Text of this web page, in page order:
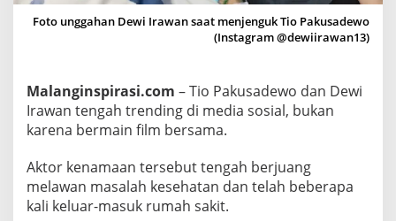
w
a
n
a
p
e
n
g
Foto unggahan Dewi Irawan saat menjenguk Tio Pakusadewo
(Instagram @dewiirawan13)
Malanginspirasi.com – Tio Pakusadewo dan Dewi
Irawan tengah trending di media sosial, bukan
karena bermain film bersama.
Aktor kenamaan tersebut tengah berjuang
melawan masalah kesehatan dan telah beberapa
kali keluar-masuk rumah sakit.